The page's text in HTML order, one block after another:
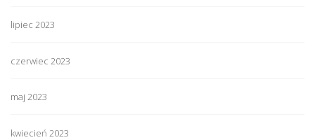
lipiec 2023
czerwiec 2023
maj 2023
kwiecień 2023